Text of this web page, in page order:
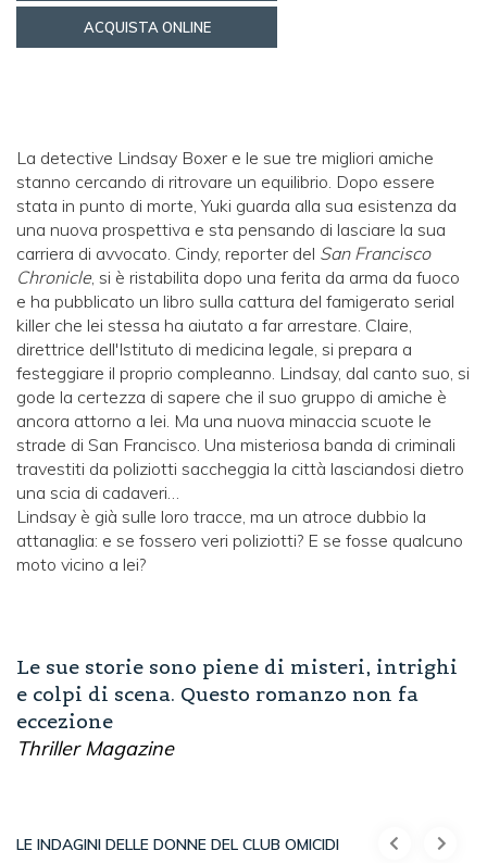
ACQUISTA ONLINE
La detective Lindsay Boxer e le sue tre migliori amiche
stanno cercando di ritrovare un equilibrio. Dopo essere
stata in punto di morte, Yuki guarda alla sua esistenza da
una nuova prospettiva e sta pensando di lasciare la sua
carriera di avvocato. Cindy, reporter del San Francisco
Chronicle, si è ristabilita dopo una ferita da arma da fuoco
e ha pubblicato un libro sulla cattura del famigerato serial
killer che lei stessa ha aiutato a far arrestare. Claire,
direttrice dell'Istituto di medicina legale, si prepara a
festeggiare il proprio compleanno. Lindsay, dal canto suo, si
gode la certezza di sapere che il suo gruppo di amiche è
ancora attorno a lei. Ma una nuova minaccia scuote le
strade di San Francisco. Una misteriosa banda di criminali
travestiti da poliziotti saccheggia la città lasciandosi dietro
una scia di cadaveri…
Lindsay è già sulle loro tracce, ma un atroce dubbio la
attanaglia: e se fossero veri poliziotti? E se fosse qualcuno
moto vicino a lei?
Le sue storie sono piene di misteri, intrighi
e colpi di scena. Questo romanzo non fa
eccezione
Thriller Magazine
LE INDAGINI DELLE DONNE DEL CLUB OMICIDI